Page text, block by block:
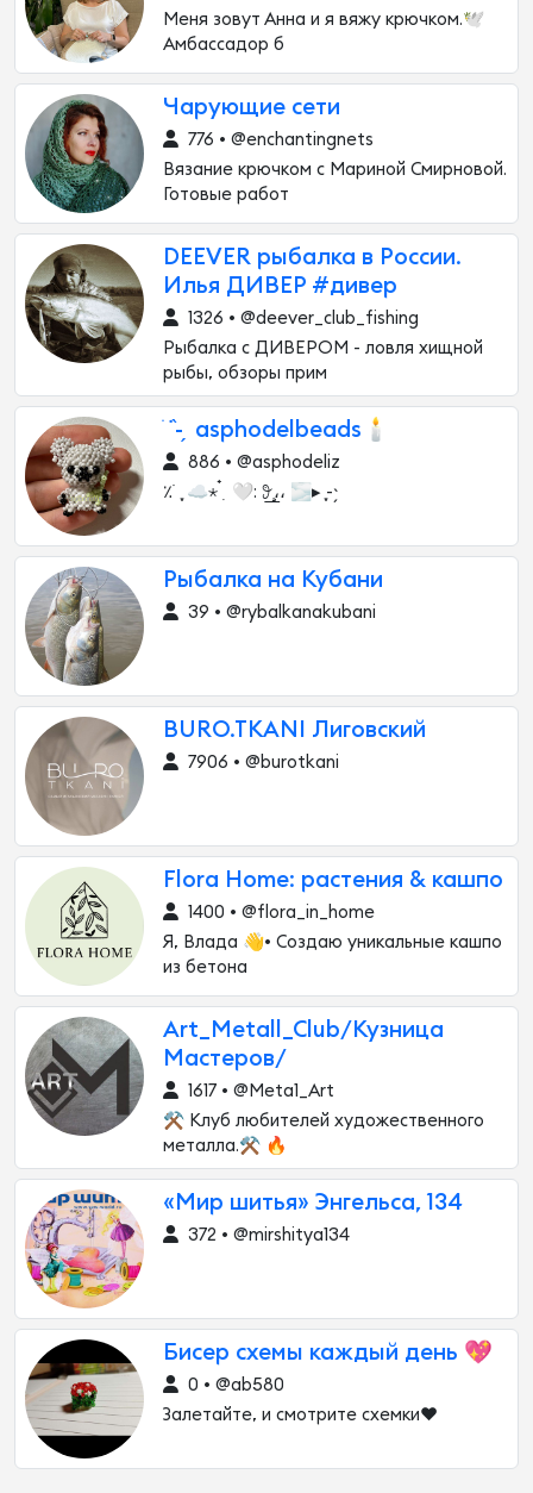
Меня зовут Анна и я вяжу крючком.🕊
Амбассадор б
Чарующие сети
776 • @enchantingnets
Вязание крючком с Мариной Смирновой.
Готовые работ
DEEVER рыбалка в России.
Илья ДИВЕР #дивер
1326 • @deever_club_fishing
Рыбалка с ДИВЕРОМ - ловля хищной
рыбы, обзоры прим
ׁ 𞥊 - ̗̀ asphodelbeads🕯
886 • @asphodeliz
٪ ࣪ ִֶָ ☁️⋆ ๋࣭ 🤍: 𖥨¸،̲،̲ 🌫▸ ִֶָ- ̗̀
Рыбалка на Кубани
39 • @rybalkanakubani
BURO.TKANI Лиговский
7906 • @burotkani
Flora Home: растения & кашпо
1400 • @flora_in_home
Я, Влада 👋• Создаю уникальные кашпо
из бетона
Аrt_Metall_Club/Кузница
Мастеров/
1617 • @Meta1_Art
⚒️ Клуб любителей художественного
металла.⚒️ 🔥
«Мир шитья» Энгельса, 134
372 • @mirshitya134
Бисер схемы каждый день 💖
0 • @ab580
Залетайте, и смотрите схемки❤️